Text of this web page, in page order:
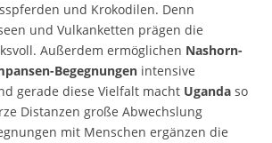
und Krokodilen. Denn
und Vulkanketten prägen die
Außerdem ermöglichen Nashorn-
Begegnungenintensive
gerade diese Vielfalt macht Ugandaso
Distanzen große Abwechslung
mit Menschen ergänzen die